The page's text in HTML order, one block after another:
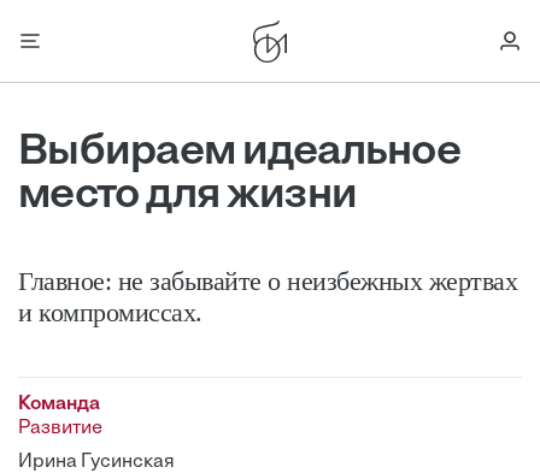
Выбираем идеальное
место для жизни
Главное: не забывайте о неизбежных жертвах
и компромиссах.
Команда
Развитие
Ирина Гусинская